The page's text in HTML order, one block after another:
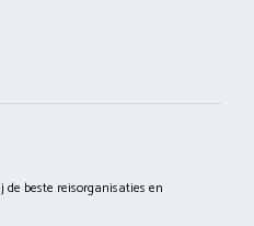
beste reisorganisaties en